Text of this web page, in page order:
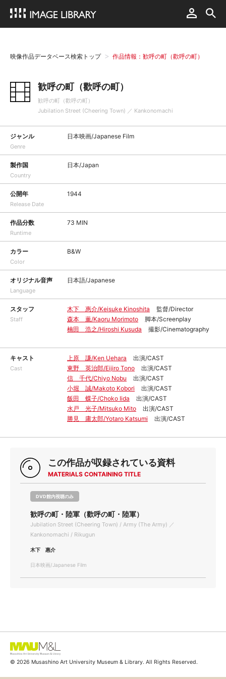
映像作品データベース検索トップ 作品情報：歓呼の町（歡呼の町）
歓呼の町（歡呼の町）
歓呼の町（歡呼の町）
Jubilation Street (Cheering Town) ／ Kankonomachi
ジャンル
Genre
日本映画/Japanese Film
製作国
Country
日本/Japan
公開年
Release Date
1944
作品分数
Runtime
73 MIN
カラー
Color
B&W
オリジナル音声
Language
日本語/Japanese
スタッフ
Staff
木下 惠介/Keisuke Kinoshita
監督/Director
森本 薫/Kaoru Morimoto
脚本/Screenplay
楠田 浩之/Hiroshi Kusuda
撮影/Cinematography
キャスト
Cast
上原 謙/Ken Uehara
出演/CAST
東野 英治郎/Eijiro Tono
出演/CAST
信 千代/Chiyo Nobu
出演/CAST
小堀 誠/Makoto Kobori
出演/CAST
飯田 蝶子/Choko Iida
出演/CAST
水戸 光子/Mitsuko Mito
出演/CAST
勝見 庸太郎/Yotaro Katsumi
出演/CAST
この作品が収録されている資料
MATERIALS CONTAINING TITLE
DVD館内視聴のみ
歓呼の町・陸軍（歡呼の町・陸軍）
Jubilation Street (Cheering Town) / Army (The Army) ／
Kankonomachi / Rikugun
木下 惠介
日本映画/Japanese Film
© 2026 Musashino Art University Museum & Library. All Rights Reserved.